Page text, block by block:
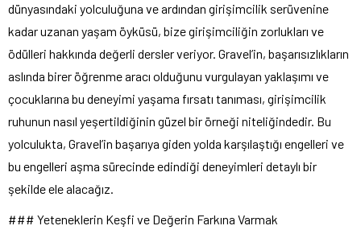
dünyasındaki yolculuğuna ve ardından girişimcilik serüvenine
kadar uzanan yaşam öyküsü, bize girişimciliğin zorlukları ve
ödülleri hakkında değerli dersler veriyor. Gravel’in, başarısızlıkların
aslında birer öğrenme aracı olduğunu vurgulayan yaklaşımı ve
çocuklarına bu deneyimi yaşama fırsatı tanıması, girişimcilik
ruhunun nasıl yeşertildiğinin güzel bir örneği niteliğindedir. Bu
yolculukta, Gravel’in başarıya giden yolda karşılaştığı engelleri ve
bu engelleri aşma sürecinde edindiği deneyimleri detaylı bir
şekilde ele alacağız.
### Yeteneklerin Keşfi ve Değerin Farkına Varmak